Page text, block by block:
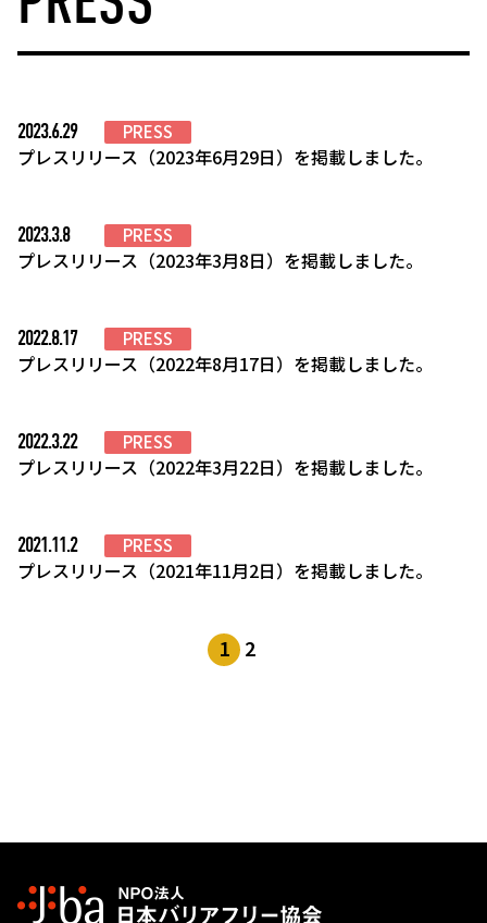
2023.6.29 PRESS
プレスリリース（2023年6月29日）を掲載しました。
2023.3.8 PRESS
プレスリリース（2023年3月8日）を掲載しました。
2022.8.17 PRESS
プレスリリース（2022年8月17日）を掲載しました。
2022.3.22 PRESS
プレスリリース（2022年3月22日）を掲載しました。
2021.11.2 PRESS
プレスリリース（2021年11月2日）を掲載しました。
1 2